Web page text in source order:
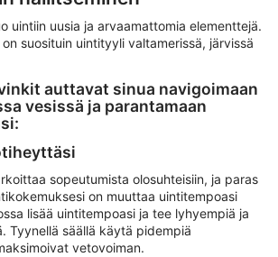
uintiin uusia ja arvaamattomia elementtejä.
suosituin uintityyli valtamerissä, järvissä
auttavat sinua navigoimaan
vesissä ja parantamaan
sopeutumista olosuhteisiin, ja paras
on muuttaa uintitempoasi
lisää uintitempoasi ja tee lyhyempiä ja
Tyynellä säällä käytä pidempiä
vetovoiman.